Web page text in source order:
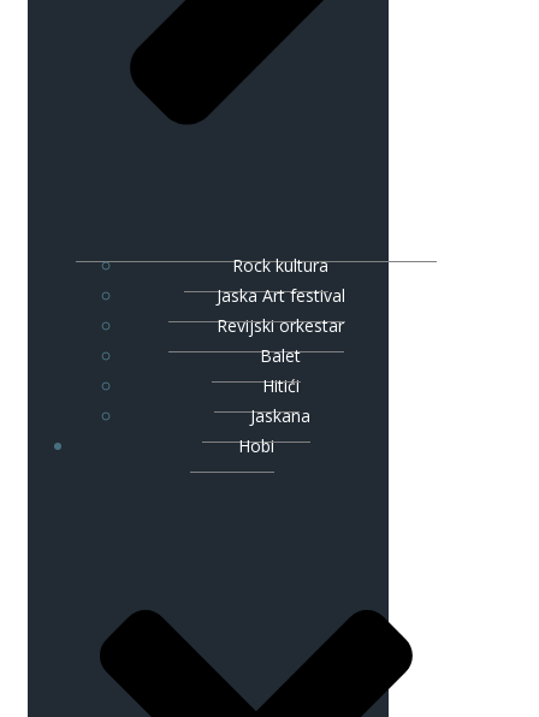
Rock kultura
Jaska Art festival
Revijski orkestar
Balet
Hitići
Jaskana
Hobi